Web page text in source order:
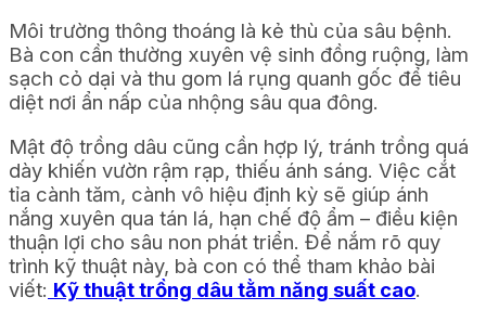
Môi trường thông thoáng là kẻ thù của sâu bệnh.
Bà con cần thường xuyên vệ sinh đồng ruộng, làm
sạch cỏ dại và thu gom lá rụng quanh gốc để tiêu
diệt nơi ẩn nấp của nhộng sâu qua đông.
Mật độ trồng dâu cũng cần hợp lý, tránh trồng quá
dày khiến vườn rậm rạp, thiếu ánh sáng. Việc cắt
tỉa cành tăm, cành vô hiệu định kỳ sẽ giúp ánh
nắng xuyên qua tán lá, hạn chế độ ẩm – điều kiện
thuận lợi cho sâu non phát triển. Để nắm rõ quy
trình kỹ thuật này, bà con có thể tham khảo bài
viết: Kỹ thuật trồng dâu tằm năng suất cao.